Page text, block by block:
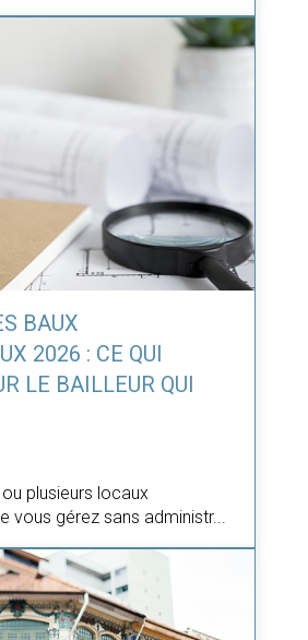
BAUX
2026 : CE QUI
LE BAILLEUR QUI
plusieurs locaux
vous gérez sans administr...